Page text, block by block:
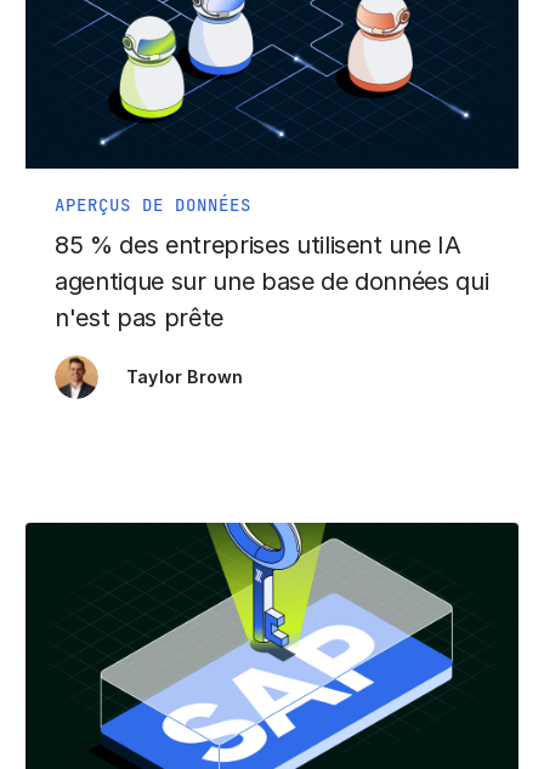
APERÇUS DE DONNÉES
85 % des entreprises utilisent une IA
agentique sur une base de données qui
n'est pas prête
Taylor Brown